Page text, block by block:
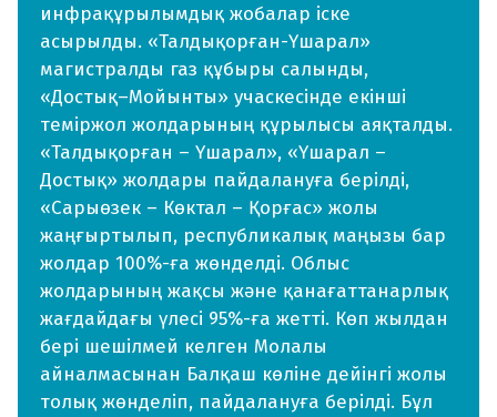
инфрақұрылымдық жобалар іске
асырылды. «Талдықорған-Үшарал»
магистралды газ құбыры салынды,
«Достық–Мойынты» учаскесінде екінші
теміржол жолдарының құрылысы аяқталды.
«Талдықорған – Үшарал», «Үшарал –
Достық» жолдары пайдалануға берілді,
«Сарыөзек – Көктал – Қорғас» жолы
жаңғыртылып, республикалық маңызы бар
жолдар 100%-ға жөнделді. Облыс
жолдарының жақсы және қанағаттанарлық
жағдайдағы үлесі 95%-ға жетті. Көп жылдан
бері шешілмей келген Молалы
айналмасынан Балқаш көліне дейінгі жолы
толық жөнделіп, пайдалануға берілді. Бұл